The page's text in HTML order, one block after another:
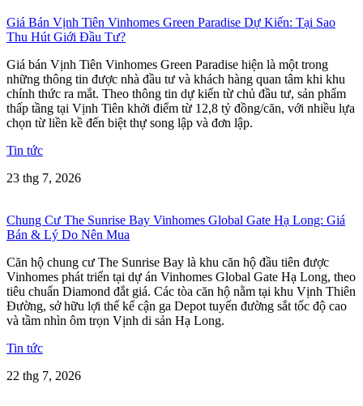
Giá Bán Vịnh Tiên Vinhomes Green Paradise Dự Kiến: Tại Sao
Thu Hút Giới Đầu Tư?
Giá bán Vịnh Tiên Vinhomes Green Paradise hiện là một trong
những thông tin được nhà đầu tư và khách hàng quan tâm khi khu
chính thức ra mắt. Theo thông tin dự kiến từ chủ đầu tư, sản phẩm
thấp tầng tại Vịnh Tiên khởi điểm từ 12,8 tỷ đồng/căn, với nhiều lựa
chọn từ liền kề đến biệt thự song lập và đơn lập.
Tin tức
23 thg 7, 2026
Chung Cư The Sunrise Bay Vinhomes Global Gate Hạ Long: Giá
Bán & Lý Do Nên Mua
Căn hộ chung cư The Sunrise Bay là khu căn hộ đầu tiên được
Vinhomes phát triển tại dự án Vinhomes Global Gate Hạ Long, theo
tiêu chuẩn Diamond đắt giá. Các tòa căn hộ nằm tại khu Vịnh Thiên
Đường, sở hữu lợi thế kế cận ga Depot tuyến đường sắt tốc độ cao
và tầm nhìn ôm trọn Vịnh di sản Hạ Long.
Tin tức
22 thg 7, 2026